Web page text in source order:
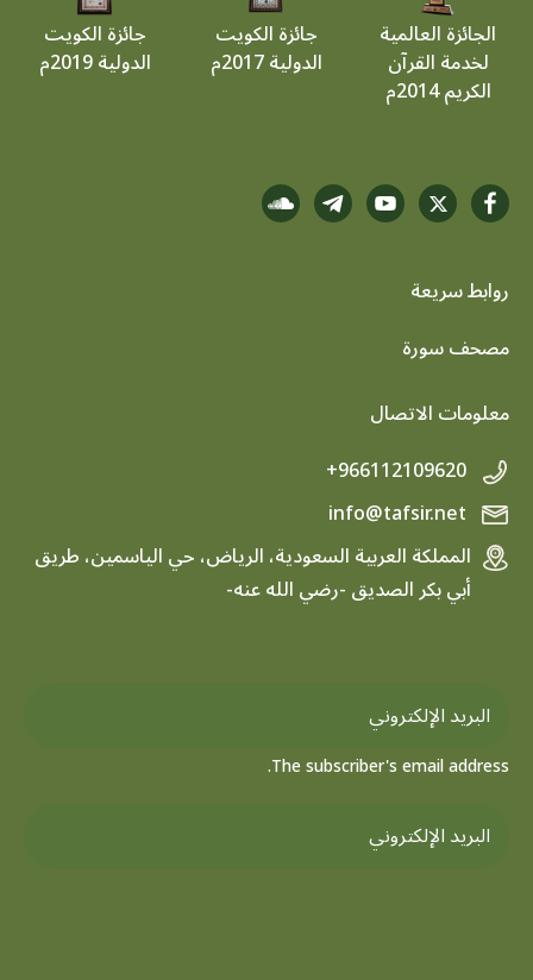
الجائزة العالمية
لخدمة القرآن
الكريم 2014م
جائزة الكويت
الدولية 2017م
جائزة الكويت
الدولية 2019م
روابط سريعة
footer menu
مصحف سورة
معلومات الاتصال
+966112109620
info@tafsir.net
المملكة العربية السعودية، الرياض، حي الياسمين، طريق
أبي بكر الصديق -رضي الله عنه-
The subscriber's email address.